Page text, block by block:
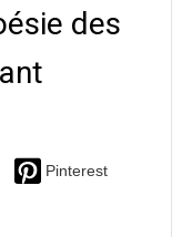
des
Pinterest